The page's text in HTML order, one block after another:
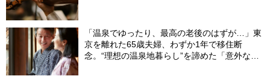
「温泉でゆったり、最高の老後のはずが…」東
京を離れた65歳夫婦、わずか1年で移住断
念。“理想の温泉地暮らし”を諦めた「意外な理